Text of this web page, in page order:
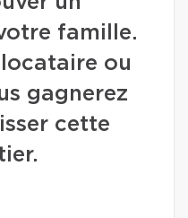
famille.
locataire ou
gagnerez
cette